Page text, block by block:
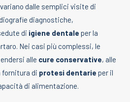
dalle semplici visite di
diagnostiche,
di igiene dentale per la
Nei casi più complessi, le
alle cure conservative, alle
fornitura di protesi dentarie per il
di alimentazione.